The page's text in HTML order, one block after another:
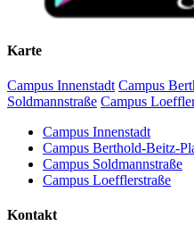
Karte
Campus Innenstadt Campus
Soldmannstraße Campus
Campus Innenstadt
Campus Berthold-Beitz-
Campus Soldmannstraße
Campus Loefflerstraße
Kontakt